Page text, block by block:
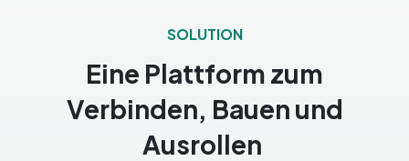
SOLUTION
Eine Plattform zum
Verbinden, Bauen und
Ausrollen